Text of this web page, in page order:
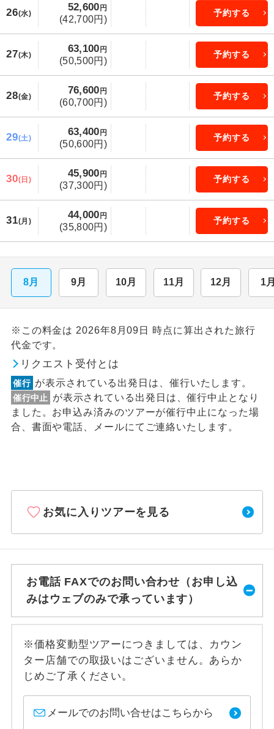
26(水)
52,600 円
(42,700円)
予約する
27(木)
63,100 円
(50,500円)
予約する
28(金)
76,600 円
(60,700円)
予約する
29(土)
63,400 円
(50,600円)
予約する
30(日)
45,900 円
(37,300円)
予約する
31(月)
44,000 円
(35,800円)
予約する
8月 9月 10月 11月 12月 1
※この料金は 2026年8月09日 時点に算出された旅行
代金です。
リクエスト受付とは
催行 が表示されている出発日は、催行いたします。
催行中止
が表示されている出発日は、催行中止となり
ました。お申込み済みのツアーが催行中止になった場
合、書面や電話、メールにてご連絡いたします。
お気に入りツアーを見る
お電話 FAXでのお問い合わせ（お申し込
みはウェブのみで承っています）
※価格変動型ツアーにつきましては、カウン
ター店舗での取扱いはございません。あらか
じめご了承ください。
メールでのお問い合せはこちらから